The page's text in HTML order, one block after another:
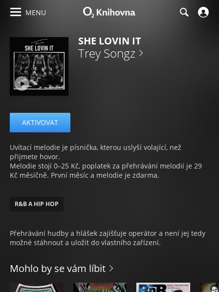
MENU
SHE LOVIN IT
Trey Songz
AKTIVOVAT
Uvítací melodie je písnička, kterou uslyší volající, než
přijmete hovor.
Melodie stojí 0–25 Kč, poplatek za přehrávání melodií je 29
Kč měsíčně. První měsíc a melodie je zdarma.
R&B A HIP HOP
Přehrávání hudby a hlášek zajišťuje operátor a není jej tedy
možné stáhnout a uložit do vlastního zařízení.
Mohlo by se vám líbit